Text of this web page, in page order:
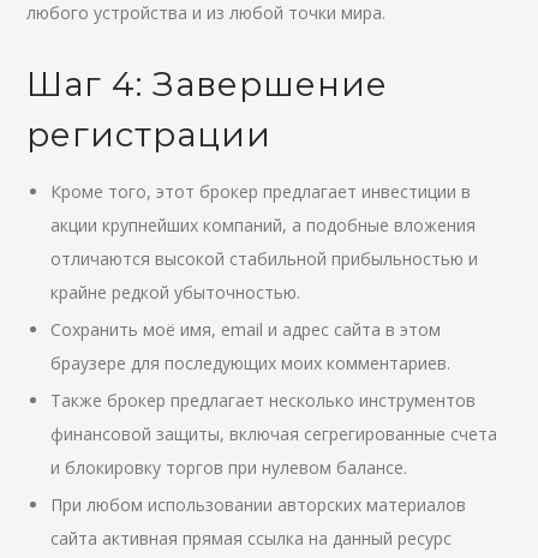
любого устройства и из любой точки мира.
Шаг 4: Завершение
регистрации
Кроме того, этот брокер предлагает инвестиции в
акции крупнейших компаний, а подобные вложения
отличаются высокой стабильной прибыльностью и
крайне редкой убыточностью.
Сохранить моё имя, email и адрес сайта в этом
браузере для последующих моих комментариев.
Также брокер предлагает несколько инструментов
финансовой защиты, включая сегрегированные счета
и блокировку торгов при нулевом балансе.
При любом использовании авторских материалов
сайта активная прямая ссылка на данный ресурс